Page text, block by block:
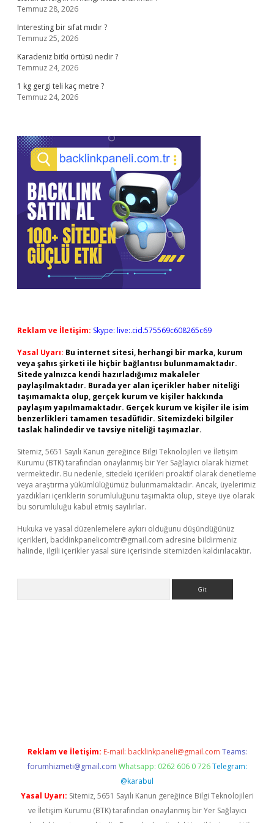
Temmuz 28, 2026
Interesting bir sıfat mıdır ?
Temmuz 25, 2026
Karadeniz bitki örtüsü nedir ?
Temmuz 24, 2026
1 kg gergi teli kaç metre ?
Temmuz 24, 2026
Reklam ve İletişim: Skype: live:.cid.575569c608265c69
Yasal Uyarı: Bu internet sitesi, herhangi bir marka, kurum
veya şahıs şirketi ile hiçbir bağlantısı bulunmamaktadır.
Sitede yalnızca kendi hazırladığımız makaleler
paylaşılmaktadır. Burada yer alan içerikler haber niteliği
taşımamakta olup, gerçek kurum ve kişiler hakkında
paylaşım yapılmamaktadır. Gerçek kurum ve kişiler ile isim
benzerlikleri tamamen tesadüfidir. Sitemizdeki bilgiler
taslak halindedir ve tavsiye niteliği taşımazlar.
Sitemiz, 5651 Sayılı Kanun gereğince Bilgi Teknolojileri ve İletişim
Kurumu (BTK) tarafından onaylanmış bir Yer Sağlayıcı olarak hizmet
vermektedir. Bu nedenle, sitedeki içerikleri proaktif olarak denetleme
veya araştırma yükümlülüğümüz bulunmamaktadır. Ancak, üyelerimiz
yazdıkları içeriklerin sorumluluğunu taşımakta olup, siteye üye olarak
bu sorumluluğu kabul etmiş sayılırlar.
Hukuka ve yasal düzenlemelere aykırı olduğunu düşündüğünüz
içerikleri, backlinkpanelicomtr@gmail.com adresine bildirmeniz
halinde, ilgili içerikler yasal süre içerisinde sitemizden kaldırılacaktır.
Reklam ve İletişim: E-mail: backlinkpaneli@gmail.com Teams:
forumhizmeti@gmail.com Whatsapp: 0262 606 0 726 Telegram:
@karabul
Yasal Uyarı: Sitemiz, 5651 Sayılı Kanun gereğince Bilgi Teknolojileri
ve İletişim Kurumu (BTK) tarafından onaylanmış bir Yer Sağlayıcı